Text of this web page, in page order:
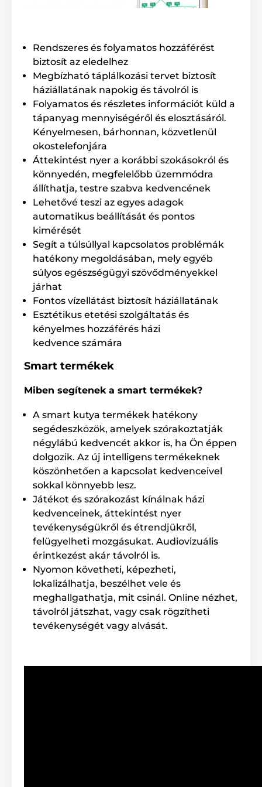
Szomorú, mert pl. munka közben hiányzik kutyusa? A
Petwant készülék segítségével mindez elkerülhető.
Házi kedvencének akár 10 másodperces üzenetet
játszhat fel, mely pl. étkezéshez hívja. A 120°-os
látószögű kamera segítségével nem csupán
ellenőrizheti házi kedvence tevékenységét. A
felejthetetlen és csodás pillanatokról képeket vagy
videofelvételt is készíthet. A készülék rögzíti az etetés
időpontjait, mely még alaposabbá teszi a gondozást.
A grafikon pontosan kimutatja az étkezés
gyakoriságát és az elfogyasztott táplálék
mennyiségét. Minden eltérés vagy változás azonnal
rögzítésre kerül, így könnyedén összehasonlíthatja az
adatokat.
A Petwant 103 modell
kétirányú mikrofonnal és
webkamerával is rendelkezik, így beszélhet négylábú
barátjához, figyelheti és hallhatja reakcióját.
Fényképeket és videókat is készíthet.
Egyszerű kezelés és az adagoló nem
Elegendő feltölteni a tartály száraztáppal és beállítani
az adagolás időpontját minden adagra. Az üzemmód
manuálisan állítható be és távollétében akár napi 4
alkalommal etetheti kutyáját.
Az egyszerűbb kezelhetőség érdekében a
granulátumtartály és az extra tálca kivehető, így
könnyen tisztítható. A fedél biztonsági zárral lett
ellátva, mely gombnyomásra nyílik. Az áttetsző fedél a
táplálék tárolása mellett védelemként is szolgál a kis
telhetetlenek ellen, akik hozzáférhetnek a
granulátumhoz és a kellőnél akár nagyobb
mennyiséget is elfogyaszthatnak.
Rendszeres és folyamatos hozzáférést
biztosít az eledelhez
Megbízható táplálkozási tervet biztosít
háziállatának napokig és távolról is
Folyamatos és részletes információt küld a
tápanyag mennyiségéről és elosztásáról.
Kényelmesen, bárhonnan, közvetlenül
okostelefonjára
Áttekintést nyer a korábbi szokásokról és
könnyedén, megfelelőbb üzemmódra
állíthatja, testre szabva kedvencének
Lehetővé teszi az egyes adagok
automatikus beállítását és pontos
kimérését
Segít a túlsúllyal kapcsolatos problémák
hatékony megoldásában, mely egyéb
súlyos egészségügyi szövődményekkel
járhat
Fontos vízellátást biztosít háziállatának
Esztétikus etetési szolgáltatás és
kényelmes hozzáférés házi
kedvence számára
Smart termékek
Miben segítenek a smart termékek?
A smart kutya termékek hatékony
segédeszközök, amelyek szórakoztatják
négylábú kedvencét akkor is, ha Ön éppen
dolgozik. Az új intelligens termékeknek
köszönhetően a kapcsolat kedvenceivel
sokkal könnyebb lesz.
Játékot és szórakozást kínálnak házi
kedvenceinek, áttekintést nyer
tevékenységükről és étrendjükről,
felügyelheti mozgásukat. Audiovizuális
érintkezést akár távolról is.
Nyomon követheti, képezheti,
lokalizálhatja, beszélhet vele és
meghallgathatja, mit csinál. Online nézhet,
távolról játszhat, vagy csak rögzítheti
tevékenységét vagy alvását.